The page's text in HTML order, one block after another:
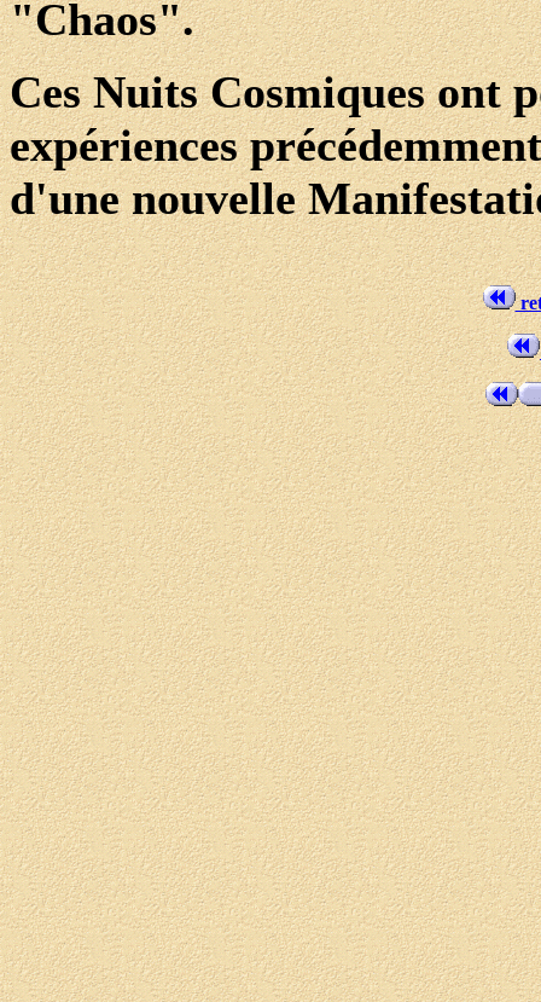
"Chaos".
Ces Nuits Cosmiques ont
expériences
d'une nouvelle